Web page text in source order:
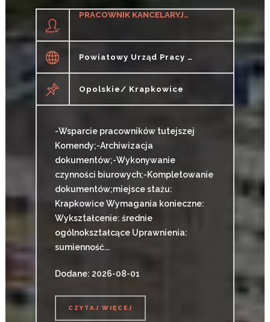
PRACOWNIK KANCELARYJNY (K/M) - STAŻ
Powiatowy Urząd Pracy W Krapkowicach
Opolskie/ Krapkowice
-Wsparcie pracowników tutejszej
Komendy;-Archiwizacja
dokumentów;-Wykonywanie
czynności biurowych;-Kompletowanie
dokumentów;miejsce stażu:
Krapkowice Wymagania konieczne:
Wykształcenie: średnie
ogólnokształcące Uprawnienia:
sumienność...
Dodane: 2026-08-01
CZYTAJ WIĘCEJ